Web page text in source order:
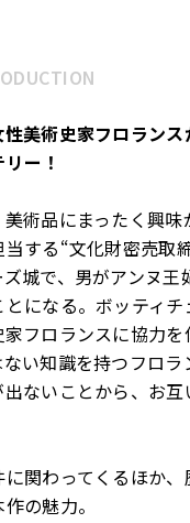
美術史家フロラン
ー！
術品にまったく興
する“文化財密売取
城で、男がアンヌ
になる。ボッティ
フロランスに協力
い知識を持つフロ
ないことから、お
関わってくるほか
の魅力。